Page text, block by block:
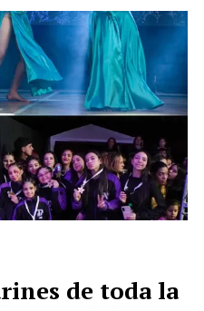
de toda la